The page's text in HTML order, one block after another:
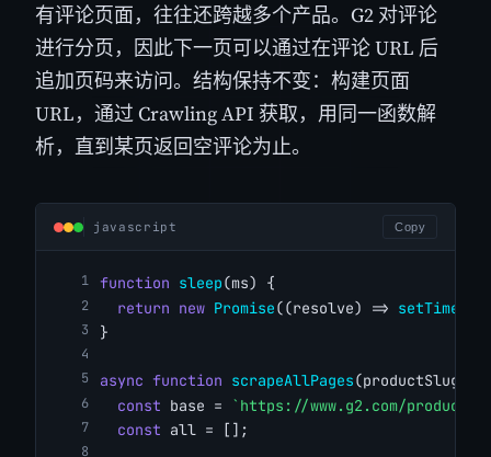
有评论页面，往往还跨越多个产品。G2 对评论
进行分页，因此下一页可以通过在评论 URL 后
追加页码来访问。结构保持不变：构建页面
URL，通过 Crawling API 获取，用同一函数解
析，直到某页返回空评论为止。
javascript Copy
function sleep(ms) {
return new Promise((resolve) => setTimeout
}
async function scrapeAllPages(productSlug,
const base =
`https://www.g2.com/
const all = [];